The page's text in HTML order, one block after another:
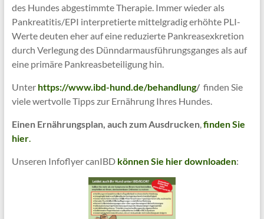
des Hundes abgestimmte Therapie. Immer wieder als
Pankreatitis/EPI interpretierte mittelgradig erhöhte PLI-
Werte deuten eher auf eine reduzierte Pankreasexkretion
durch Verlegung des Dünndarmausführungsganges als auf
eine primäre Pankreasbeteiligung hin.
Unter https://www.ibd-hund.de/behandlung/finden Sie
viele wertvolle Tipps zur Ernährung Ihres Hundes.
Einen Ernährungsplan, auch zum Ausdrucken,finden Sie
hier.
Unseren Infoflyer canIBD können Sie hier downloaden: